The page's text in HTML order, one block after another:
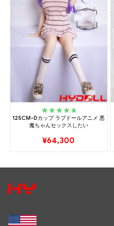
Rated5.00 out
of 5
125CM-Dカップ ラブドールアニメ 悪
魔ちゃんセックスしたい
¥64,300